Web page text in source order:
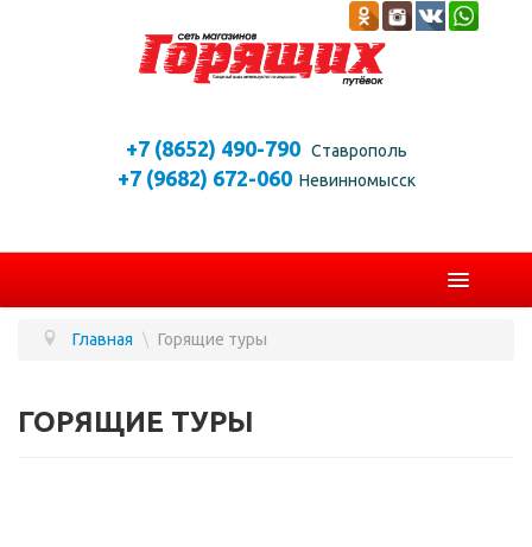
+7 (8652) 490-790 Ставрополь
+7 (9682) 672-060Невинномысск
ПОИСК КРУИЗОВ
Главная \ Горящие туры
ГОРЯЩИЕ ТУРЫ